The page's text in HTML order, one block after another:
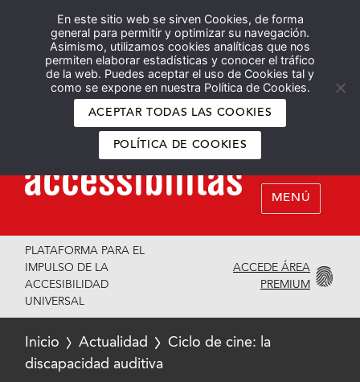
En este sitio web se sirven Cookies, de forma
general para permitir y optimizar su navegación.
Asimismo, utilizamos cookies analíticas que nos
permiten elaborar estadísticas y conocer el tráfico
de la web. Puedes aceptar el uso de Cookies tal y
como se expone en nuestra Política de Cookies.
ACEPTAR TODAS LAS COOKIES
POLÍTICA DE COOKIES
Español English
MENÚ
PLATAFORMA PARA EL
IMPULSO DE LA
ACCESIBILIDAD
UNIVERSAL
ACCEDE ÁREA
PREMIUM
Inicio Actualidad
Ciclo de cine: la
discapacidad auditiva